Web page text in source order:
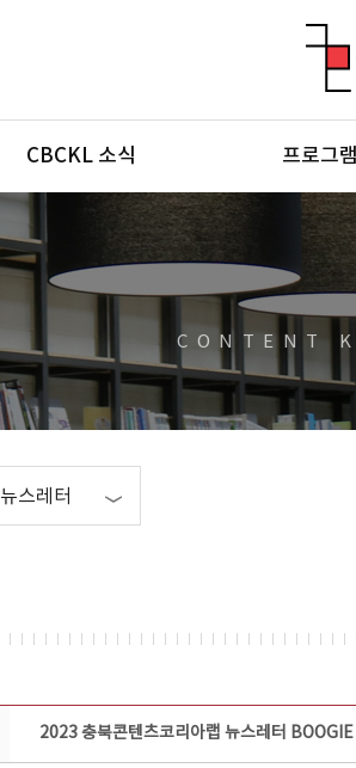
CBCKL 소식 프로그램
CONTENT
뉴스레터
2023 충북콘텐츠코리아랩 뉴스레터